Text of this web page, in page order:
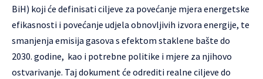
BiH) koji će definisati ciljeve za povećanje mjera energetske
efikasnosti i povećanje udjela obnovljivih izvora energije, te
smanjenja emisija gasova s efektom staklene bašte do
2030. godine, kao i potrebne politike i mjere za njihovo
ostvarivanje. Taj dokument će odrediti realne ciljeve do